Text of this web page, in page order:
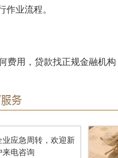
作业流程。
费用，贷款找正规金融机构
业应急周转，欢迎新
来电咨询